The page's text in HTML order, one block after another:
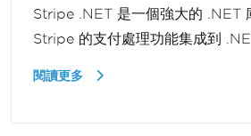
Stripe .NET 是一個強大的 .NET
Stripe 的支付處理功能集成到
閱讀更多